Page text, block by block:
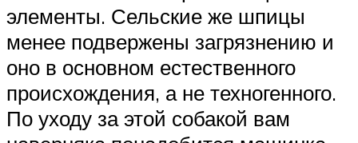
элементы. Сельские же шпицы
менее подвержены загрязнению и
оно в основном естественного
происхождения, а не техногенного.
По уходу за этой собакой вам